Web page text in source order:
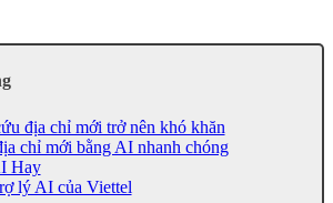
địa chỉ mới trở nên khó khăn
chỉ mới bằng AI nhanh chóng
Hay
lý AI của Viettel